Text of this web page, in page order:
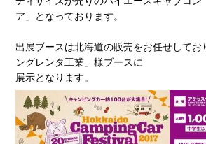
ア」となっております。
出展ブースは北海道の販売をお任せしてお
ングレンタ工業」様ブースに
展示となります。